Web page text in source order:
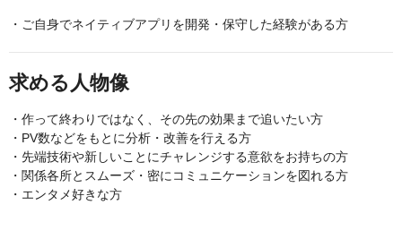
・ご自身でネイティブアプリを開発・保守した経験がある方
求める人物像
・作って終わりではなく、その先の効果まで追いたい方
・PV数などをもとに分析・改善を行える方
・先端技術や新しいことにチャレンジする意欲をお持ちの方
・関係各所とスムーズ・密にコミュニケーションを図れる方
・エンタメ好きな方